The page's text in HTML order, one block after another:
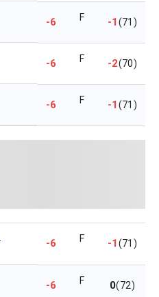
-6 F -1(71)
-6 F -2(70)
-6 F -1(71)
-6 F -1(71)
-6 F 0(72)